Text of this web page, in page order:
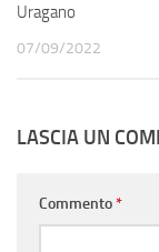
Uragano
07/09/2022
LASCIA UN
Commento*